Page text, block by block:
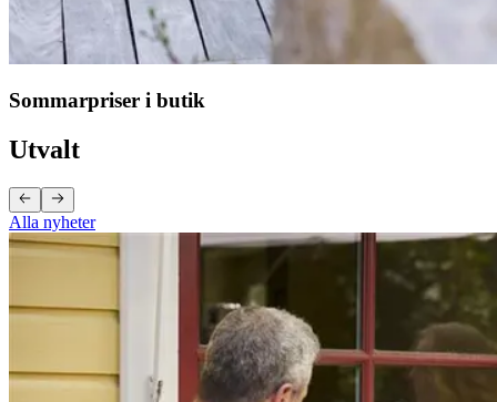
Sommarpriser i butik
Utvalt
Alla nyheter